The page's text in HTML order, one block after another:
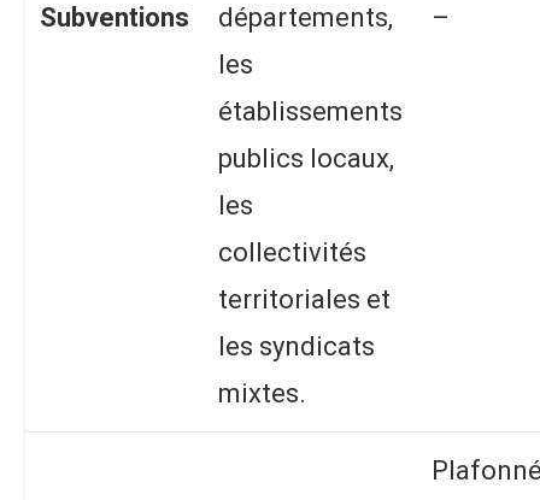
Subventions
départements,
les
établissements
publics locaux,
les
collectivités
territoriales et
les syndicats
mixtes.
–